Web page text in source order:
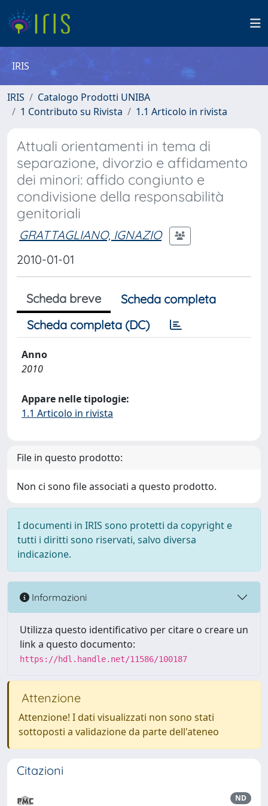
IRIS
IRIS
Catalogo Prodotti UNIBA
1 Contributo su Rivista
1.1 Articolo in rivista
Attuali orientamenti in tema di
separazione, divorzio e affidamento
dei minori: affido congiunto e
condivisione della responsabilità
genitoriali
GRATTAGLIANO, IGNAZIO
2010-01-01
Scheda breve
Scheda completa
Scheda completa (DC)
Anno
2010
Appare nelle tipologie:
1.1 Articolo in rivista
File in questo prodotto:
Non ci sono file associati a questo prodotto.
I documenti in IRIS sono protetti da copyright e
tutti i diritti sono riservati, salvo diversa
indicazione.
Informazioni
Utilizza questo identificativo per citare o creare un
link a questo documento:
https://hdl.handle.net/11586/100187
Attenzione
Attenzione! I dati visualizzati non sono stati
sottoposti a validazione da parte dell'ateneo
Citazioni
ND